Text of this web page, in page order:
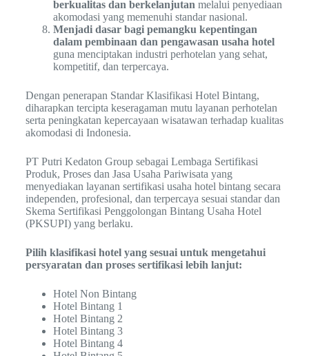
berkualitas dan berkelanjutan melalui penyediaan
akomodasi yang memenuhi standar nasional.
Menjadi dasar bagi pemangku kepentingan
dalam pembinaan dan pengawasan usaha hotel
guna menciptakan industri perhotelan yang sehat,
kompetitif, dan terpercaya.
Dengan penerapan Standar Klasifikasi Hotel Bintang,
diharapkan tercipta keseragaman mutu layanan perhotelan
serta peningkatan kepercayaan wisatawan terhadap kualitas
akomodasi di Indonesia.
PT Putri Kedaton Group sebagai Lembaga Sertifikasi
Produk, Proses dan Jasa Usaha Pariwisata yang
menyediakan layanan sertifikasi usaha hotel bintang secara
independen, profesional, dan terpercaya sesuai standar dan
Skema Sertifikasi Penggolongan Bintang Usaha Hotel
(PKSUPI) yang berlaku.
Pilih klasifikasi hotel yang sesuai untuk mengetahui
persyaratan dan proses sertifikasi lebih lanjut:
Hotel Non Bintang
Hotel Bintang 1
Hotel Bintang 2
Hotel Bintang 3
Hotel Bintang 4